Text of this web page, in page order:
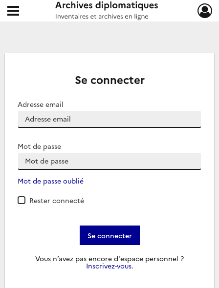
Archives diplomatiques
Ouvrir le menu déroulant
Se connecter
Adresse email
Mot de passe
Mot de passe oublié
Rester connecté
Se connecter
Vous n’avez pas encore d'espace personnel ?
Inscrivez-vous.